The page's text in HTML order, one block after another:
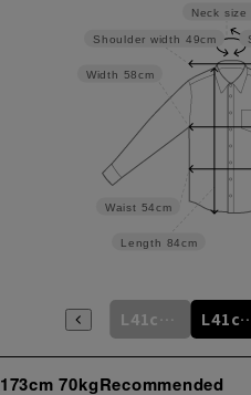
Neck size
Length 84cm
Waist 54cm
Width 58cm
Shoulder width 49cm
L41cm/84cm L41cm/86cm
173cm 70kgRecommended